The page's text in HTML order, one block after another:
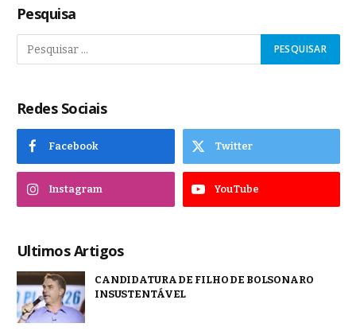
Pesquisa
Redes Sociais
Facebook Twitter
Instagram YouTube
Ultimos Artigos
CANDIDATURA DE FILHO DE BOLSONARO
INSUSTENTÁVEL